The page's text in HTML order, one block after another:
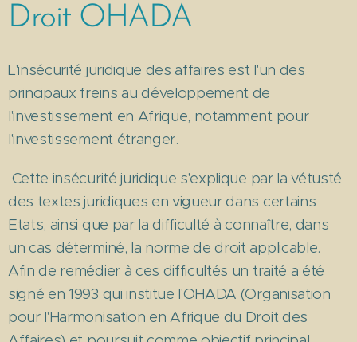
Droit OHADA
L'insécurité juridique des affaires est l'un des
principaux freins au développement de
l'investissement en Afrique, notamment pour
l'investissement étranger.
Cette insécurité juridique s'explique par la vétusté
des textes juridiques en vigueur dans certains
Etats, ainsi que par la difficulté à connaître, dans
un cas déterminé, la norme de droit applicable.
Afin de remédier à ces difficultés un traité a été
signé en 1993 qui institue l'OHADA (Organisation
pour l'Harmonisation en Afrique du Droit des